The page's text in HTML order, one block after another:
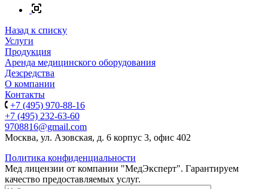
Назад к списку
Услуги
Продукция
Аренда медицинского оборудования
Дезсредства
О компании
Контакты
+7 (495) 970-88-16
+7 (495) 232-63-60
9708816@gmail.com
Москва, ул. Азовская, д. 6 корпус 3, офис 402
Политика конфиденциальности
Мед лицензии от компании "МедЭксперт". Гарантируем
качество предоставляемых услуг.